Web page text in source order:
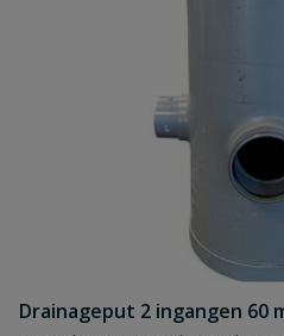
Drainageput 2 ingangen 60